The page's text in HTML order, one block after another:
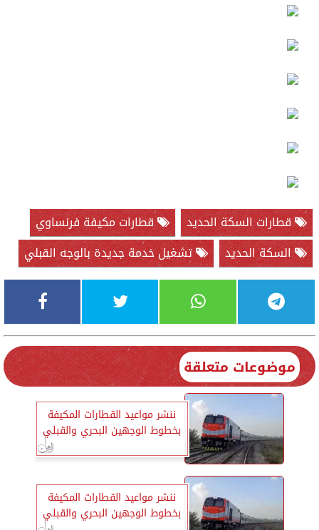
قطارات السكة الحديد
قطارات مكيفة فرنساوي
السكة الحديد
تشغيل خدمة جديدة بالوجه القبلي
موضوعات متعلقة
ننشر مواعيد القطارات المكيفة
بخطوط الوجهين البحري والقبلي
ننشر مواعيد القطارات المكيفة
بخطوط الوجهين البحري والقبلي